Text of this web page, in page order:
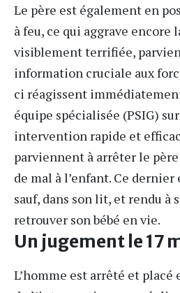
Le père est également en
à feu, ce qui aggrave encore
visiblement terrifiée,
information cruciale aux
ci réagissent
équipe spécialisée (PSIG)
intervention rapide et
parviennent à arrêter le père
de mal à l’enfant. Ce
sauf, dans son lit, et rendu à
retrouver son bébé en vie.
Un jugement le 17
L’homme est arrêté et placé